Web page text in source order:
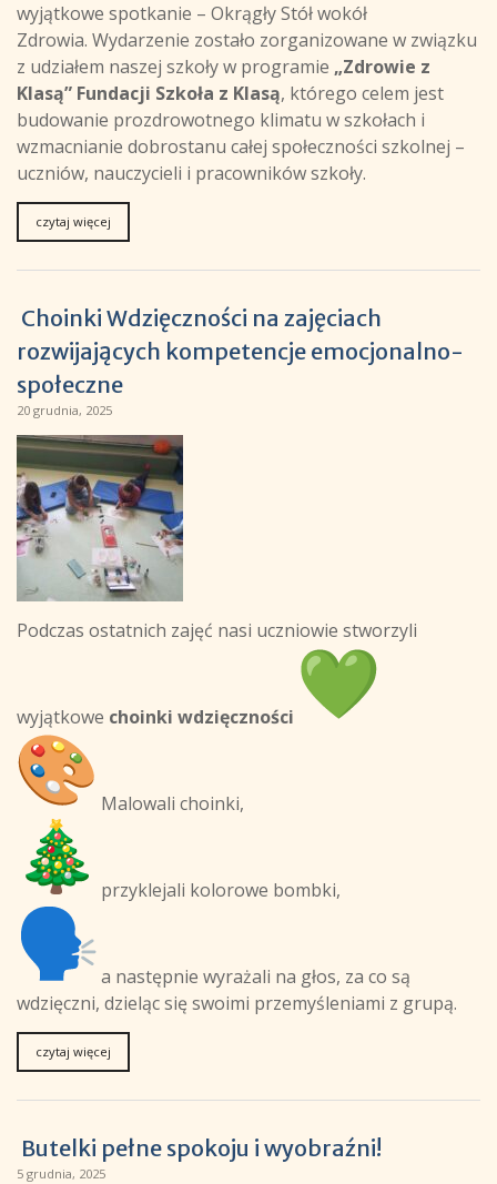
wyjątkowe spotkanie – Okrągły Stół wokół
Zdrowia. Wydarzenie zostało zorganizowane w związku
z udziałem naszej szkoły w programie „Zdrowie z
Klasą” Fundacji Szkoła z Klasą, którego celem jest
budowanie prozdrowotnego klimatu w szkołach i
wzmacnianie dobrostanu całej społeczności szkolnej –
uczniów, nauczycieli i pracowników szkoły.
czytaj więcej
Choinki Wdzięczności na zajęciach
rozwijających kompetencje emocjonalno-
społeczne
20 grudnia, 2025
Podczas ostatnich zajęć nasi uczniowie stworzyli
wyjątkowe choinki wdzięczności
Malowali choinki,
przyklejali kolorowe bombki,
a następnie wyrażali na głos, za co są
wdzięczni, dzieląc się swoimi przemyśleniami z grupą.
czytaj więcej
Butelki pełne spokoju i wyobraźni!
5 grudnia, 2025